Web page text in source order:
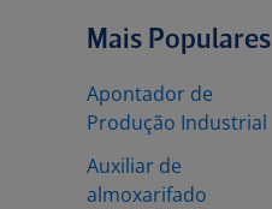
Mais Populares
Apontador de
Produção Industrial
Auxiliar de
almoxarifado